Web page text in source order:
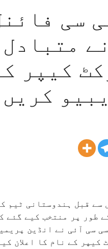
سی
کیپر
سے قبل ہندوستانی ٹیم
طور پر منتخب کیے گئے
سی آئی نے انڈین
کے نام کا اعلان